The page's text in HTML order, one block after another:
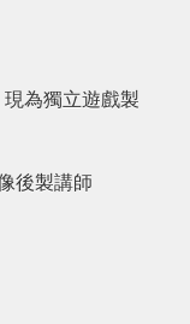
為獨立遊戲製
後製講師